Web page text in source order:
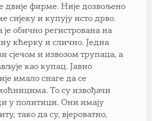
двије фирме. Није дозвољено
сијеку и купују исто дрво.
обично регистрована на
кћерку и слично. Једна
сјечом и извозом трупаца, а
као купац. Јавно
имало снаге да се
То су извођачи
у политици. Они имају
тако да су, вјероватно,